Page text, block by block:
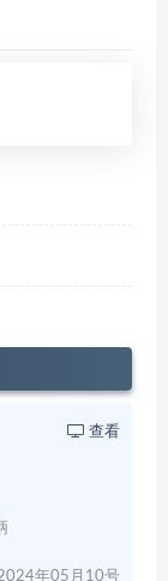
查看
年05月10号